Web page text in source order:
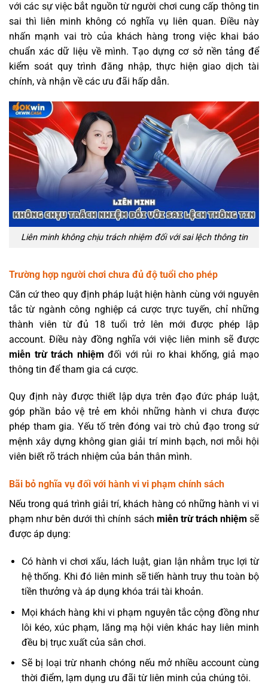
với các sự việc bắt nguồn từ người chơi cung cấp thông tin
sai thì liên minh không có nghĩa vụ liên quan. Điều này
nhấn mạnh vai trò của khách hàng trong việc khai báo
chuẩn xác dữ liệu về mình. Tạo dựng cơ sở nền tảng để
kiểm soát quy trình đăng nhập, thực hiện giao dịch tài
chính, và nhận về các ưu đãi hấp dẫn.
Liên minh không chịu trách nhiệm đối với sai lệch thông tin
Trường hợp người chơi chưa đủ độ tuổi cho phép
Căn cứ theo quy định pháp luật hiện hành cùng với nguyên
tắc từ ngành công nghiệp cá cược trực tuyến, chỉ những
thành viên từ đủ 18 tuổi trở lên mới được phép lập
account. Điều này đồng nghĩa với việc liên minh sẽ được
miễn trừ trách nhiệm đối với rủi ro khai khống, giả mạo
thông tin để tham gia cá cược.
Quy định này được thiết lập dựa trên đạo đức pháp luật,
góp phần bảo vệ trẻ em khỏi những hành vi chưa được
phép tham gia. Yếu tố trên đóng vai trò chủ đạo trong sứ
mệnh xây dựng không gian giải trí minh bạch, nơi mỗi hội
viên biết rõ trách nhiệm của bản thân mình.
Bãi bỏ nghĩa vụ đối với hành vi vi phạm chính sách
Nếu trong quá trình giải trí, khách hàng có những hành vi vi
phạm như bên dưới thì chính sách miễn trừ trách nhiệm sẽ
được áp dụng:
Có hành vi chơi xấu, lách luật, gian lận nhằm trục lợi từ
hệ thống. Khi đó liên minh sẽ tiến hành truy thu toàn bộ
tiền thưởng và áp dụng khóa trái tài khoản.
Mọi khách hàng khi vi phạm nguyên tắc cộng đồng như
lôi kéo, xúc phạm, lăng mạ hội viên khác hay liên minh
đều bị trục xuất của sân chơi.
Sẽ bị loại trừ nhanh chóng nếu mở nhiều account cùng
thời điểm, lạm dụng ưu đãi từ liên minh của chúng tôi.